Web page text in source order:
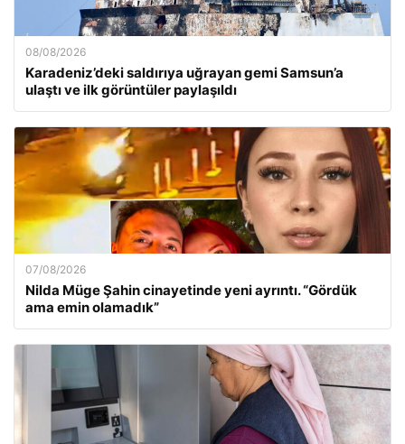
08/08/2026
Karadeniz’deki saldırıya uğrayan gemi Samsun’a
ulaştı ve ilk görüntüler paylaşıldı
07/08/2026
Nilda Müge Şahin cinayetinde yeni ayrıntı. “Gördük
ama emin olamadık”